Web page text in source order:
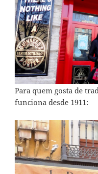
Para quem gosta de
funciona desde 1911: